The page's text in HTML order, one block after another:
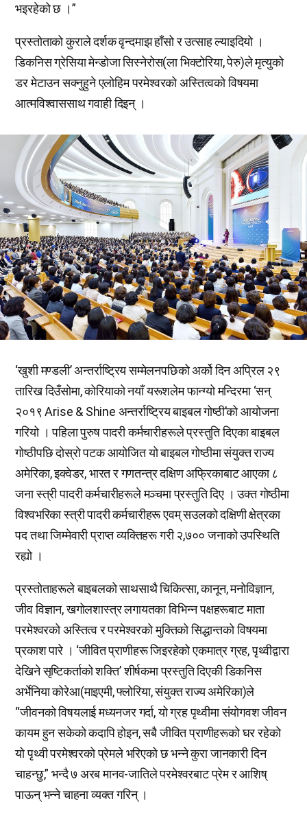
भइरहेको छ ।”
प्रस्तोताको कुराले दर्शक वृन्दमाझ हाँसो र उत्साह ल्याइदियो ।
डिकनिस ग्रेसिया मेन्डोजा सिस्नेरोस(ला भिक्टोरिया, पेरु)ले मृत्युको
डर मेटाउन सक्नुहुने एलोहिम परमेश्वरको अस्तित्वको विषयमा
आत्मविश्वाससाथ गवाही दिइन् ।
‘खुशी मण्डली’ अन्तर्राष्ट्रिय सम्मेलनपछिको अर्को दिन अप्रिल २९
तारिख दिउँसोमा, कोरियाको नयाँ यरूशलेम फान्ग्यो मन्दिरमा ‘सन्
२०१९ Arise & Shine अन्तर्राष्ट्रिय बाइबल गोष्ठी’को आयोजना
गरियो । पहिला पुरुष पादरी कर्मचारीहरूले प्रस्तुति दिएका बाइबल
गोष्ठीपछि दोस्रो पटक आयोजित यो बाइबल गोष्ठीमा संयुक्त राज्य
अमेरिका, इक्वेडर, भारत र गणतन्त्र दक्षिण अफ्रिकाबाट आएका ८
जना स्त्री पादरी कर्मचारीहरूले मञ्चमा प्रस्तुति दिए । उक्त गोष्ठीमा
विश्वभरिका स्त्री पादरी कर्मचारीहरू एवम् सउलको दक्षिणी क्षेत्रका
पद तथा जिम्मेवारी प्राप्त व्यक्तिहरू गरी २,७०० जनाको उपस्थिति
रह्यो ।
प्रस्तोताहरूले बाइबलको साथसाथै चिकित्सा, कानून, मनोविज्ञान,
जीव विज्ञान, खगोलशास्त्र लगायतका विभिन्न पक्षहरूबाट माता
परमेश्वरको अस्तित्व र परमेश्वरको मुक्तिको सिद्धान्तको विषयमा
प्रकाश पारे । ‘जीवित प्राणीहरू जिइरहेको एकमात्र ग्रह, पृथ्वीद्वारा
देखिने सृष्टिकर्ताको शक्ति’ शीर्षकमा प्रस्तुति दिएकी डिकनिस
अर्भेनिया कोरेआ(माइएमी, फ्लोरिया, संयुक्त राज्य अमेरिका)ले
“जीवनको विषयलाई मध्यनजर गर्दा, यो ग्रह पृथ्वीमा संयोगवश जीवन
कायम हुन सकेको कदापि होइन, सबै जीवित प्राणीहरूको घर रहेको
यो पृथ्वी परमेश्वरको प्रेमले भरिएको छ भन्ने कुरा जानकारी दिन
चाहन्छु,” भन्दै ७ अरब मानव-जातिले परमेश्वरबाट प्रेम र आशिष्
पाऊन् भन्ने चाहना व्यक्त गरिन् ।